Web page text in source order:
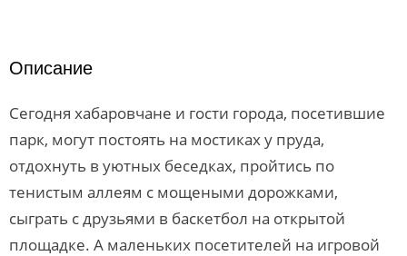
Описание
Сегодня хабаровчане и гости города, посетившие
парк, могут постоять на мостиках у пруда,
отдохнуть в уютных беседках, пройтись по
тенистым аллеям с мощеными дорожками,
сыграть с друзьями в баскетбол на открытой
площадке. А маленьких посетителей на игровой